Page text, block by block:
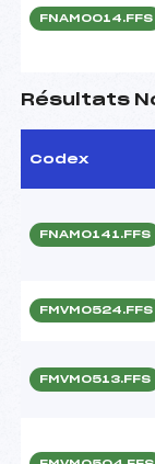
FNAM0014.FFS
Résultats
Codex
FNAM0141.FFS
FMVM0524.FFS
FMVM0513.FFS